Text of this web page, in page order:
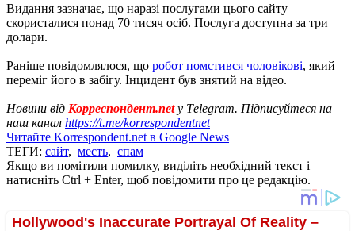
Видання зазначає, що наразі послугами цього сайту
скористалися понад 70 тисяч осіб. Послуга доступна за три
долари.
Раніше повідомлялося, що робот помстився чоловікові, який
переміг його в забігу. Інцидент був знятий на відео.
Новини від Корреспондент.netу Тelegram. Підписуйтеся на
наш канал https://t.me/korrespondentnet
Читайте Korrespondent.net в Google News
ТЕГИ: сайт, месть, спам
Якщо ви помітили помилку, виділіть необхідний текст і
натисніть Ctrl + Enter, щоб повідомити про це редакцію.